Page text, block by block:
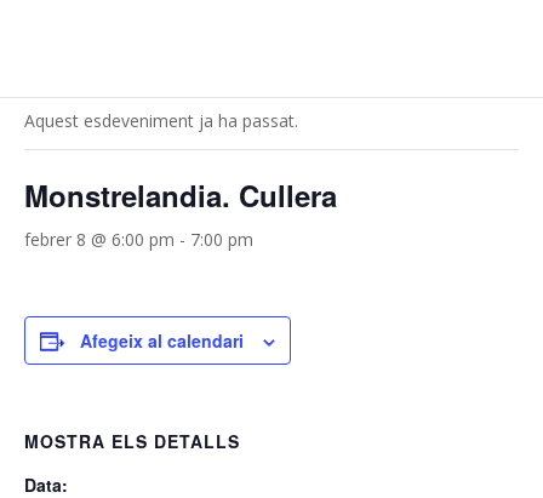
Aquest esdeveniment ja ha passat.
Monstrelandia. Cullera
febrer 8 @ 6:00 pm - 7:00 pm
Afegeix al calendari
MOSTRA ELS DETALLS
Data: